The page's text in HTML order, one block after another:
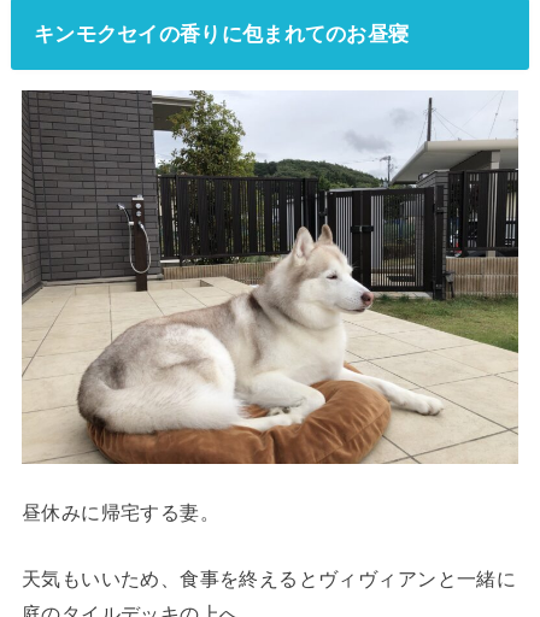
キンモクセイの香りに包まれてのお昼寝
昼休みに帰宅する妻。
天気もいいため、食事を終えるとヴィヴィアンと一緒に